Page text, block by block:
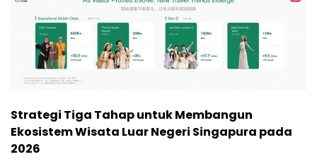
Strategi Tiga Tahap untuk Membangun
Ekosistem Wisata Luar Negeri Singapura pada
2026